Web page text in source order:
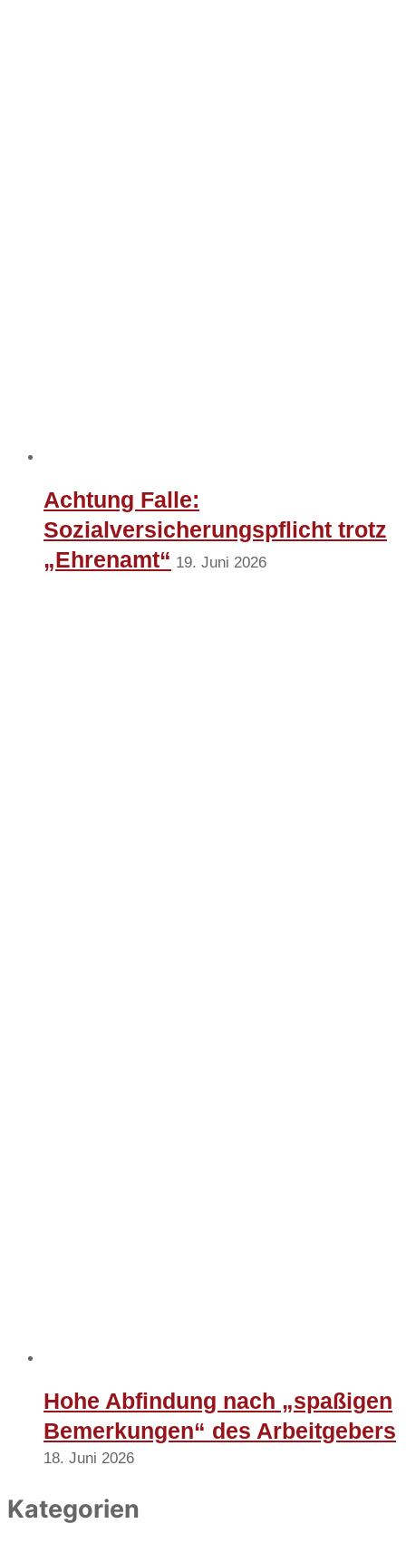
Achtung Falle:
Sozialversicherungspflicht trotz
„Ehrenamt“ 19. Juni 2026
Hohe Abfindung nach „spaßigen
Bemerkungen“ des Arbeitgebers
18. Juni 2026
Kategorien